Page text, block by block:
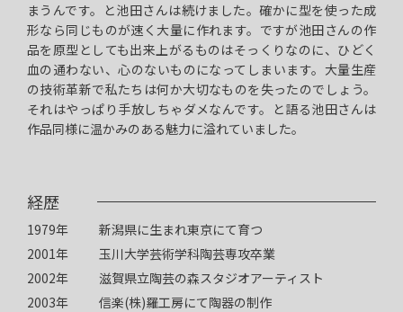
まうんです。と池田さんは続けました。確かに型を使った成
形なら同じものが速く大量に作れます。ですが池田さんの作
品を原型としても出来上がるものはそっくりなのに、ひどく
血の通わない、心のないものになってしまいます。大量生産
の技術革新で私たちは何か大切なものを失ったのでしょう。
それはやっぱり手放しちゃダメなんです。と語る池田さんは
作品同様に温かみのある魅力に溢れていました。
経歴
1979年
新潟県に生まれ東京にて育つ
2001年
玉川大学芸術学科陶芸専攻卒業
2002年
滋賀県立陶芸の森スタジオアーティスト
2003年
信楽(株)羅工房にて陶器の制作